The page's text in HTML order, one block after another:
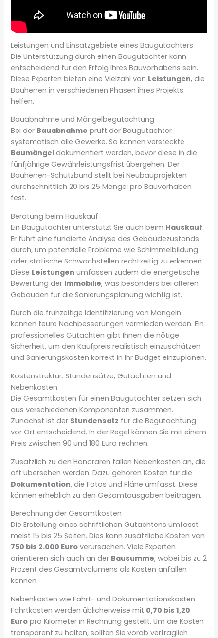
Leistungen und Einsatzgebiete eines Baugutachters
Die Unterstützung durch einen Baugutachter kann
entscheidend für den Erfolg Ihres Bauvorhabens sein.
Diese Experten bieten eine Vielzahl von Leistungen, die
Bauherren in verschiedenen Phasen ihres Projekts
helfen.
Bauabnahme und Mängelbegutachtung
Bei der Bauabnahme prüft der Baugutachter
systematisch alle Gewerke. So können versteckte
Baumängel dokumentiert werden, bevor diese in die
fünfjährige Gewährleistungsfrist übergehen. Der
Bauherren-Schutzbund stellt bei Neubauprojekten
durchschnittlich 20 bis 25 Mängel pro Bauvorhaben
fest.
Beratung beim Hauskauf
Ein Baugutachter unterstützt Sie auch beim Hauskauf.
Er führt eine fundierte Analyse des Gebäudezustands
durch, um potenzielle Probleme wie Schimmelbildung
oder statische Schwachstellen rechtzeitig zu erkennen.
Diese Leistungen umfassen zudem die energetische
Bewertung der Immobilie, was besonders bei älteren
Gebäuden für die Sanierungsplanung wichtig ist.
Durch die frühzeitige Identifizierung von Mängeln
können teure Nachbesserungen vermieden werden. Ein
professionelles Gutachten gibt Ihnen die nötige
Sicherheit, um den Kaufpreis realistisch einzuschätzen
und Sanierungskosten korrekt in Ihr Budget einzuplanen.
Kostenstruktur: Stundensätze, Gutachten und
Nebenkosten
Die Gesamtkosten für einen Baugutachter setzen sich
aus verschiedenen Komponenten zusammen.
Zunächst ist der Stundensatz für die Begutachtung
vor Ort entscheidend. In der Regel können Sie mit einem
Preis zwischen 90 und 180 Euro rechnen.
Zusätzlich zu den Honoraren fallen Nebenkosten an, die
oft übersehen werden. Dazu gehören Kosten für die
Dokumentation, die Fotos und Pläne umfasst. Diese
können erheblich zu den Gesamtausgaben beitragen.
Berechnung der Gesamtkosten
Die Erstellung eines schriftlichen Gutachtens umfasst
meist 15 bis 25 Seiten. Dies kann zusätzliche Kosten von
750 bis 2.000 Euro verursachen. Viele Experten
orientieren sich auch an der Bausumme, wobei bis zu 2
Prozent des Gesamtvolumens als Kosten anfallen
können.
Nebenkosten wie Fahrt- und Dokumentationskosten
Fahrtkosten werden üblicherweise mit 0,70 bis 1,20
Euro pro Kilometer in Rechnung gestellt. Um die Kosten
transparent zu halten, sollten Sie vorab vertraglich